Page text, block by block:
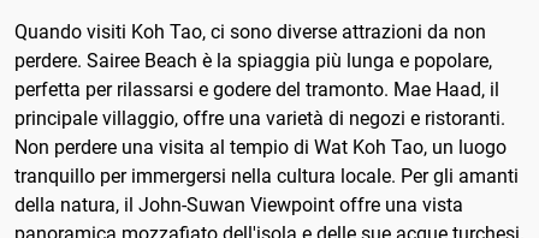
Quando visiti Koh Tao, ci sono diverse attrazioni da non
perdere. Sairee Beach è la spiaggia più lunga e popolare,
perfetta per rilassarsi e godere del tramonto. Mae Haad, il
principale villaggio, offre una varietà di negozi e ristoranti.
Non perdere una visita al tempio di Wat Koh Tao, un luogo
tranquillo per immergersi nella cultura locale. Per gli amanti
della natura, il John-Suwan Viewpoint offre una vista
panoramica mozzafiato dell'isola e delle sue acque turchesi.